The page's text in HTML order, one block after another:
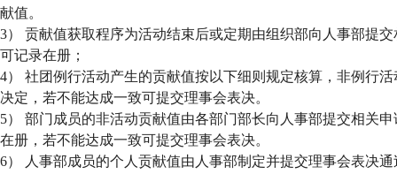
献值。
3） 贡献值获取程序为活动结束后或定期由组织部向人事部提
可记录在册；
4） 社团例行活动产生的贡献值按以下细则规定核算，非例行
决定，若不能达成一致可提交理事会表决。
5） 部门成员的非活动贡献值由各部门部长向人事部提交相关
在册，若不能达成一致可提交理事会表决。
6） 人事部成员的个人贡献值由人事部制定并提交理事会表决